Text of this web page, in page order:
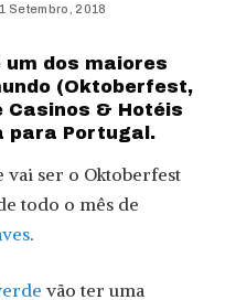
Setembro, 2018
um dos maiores
(Oktoberfest,
Casinos & Hotéis
para Portugal.
vai ser o Oktoberfest
todo o mês de
.
vão ter uma